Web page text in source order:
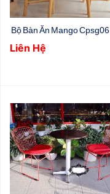
Bộ Bàn Ăn Mango Cpsg06
Liên Hệ